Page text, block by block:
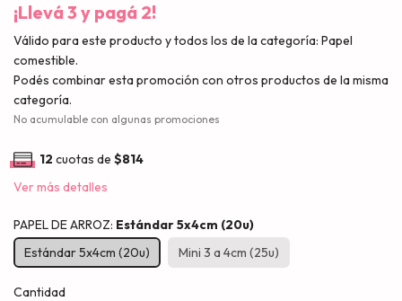
¡Llevá 3 y pagá 2!
Válido para este producto y todos los de la categoría: Papel
comestible.
Podés combinar esta promoción con otros productos de la misma
categoría.
No acumulable con algunas promociones
12 cuotas de $814
Ver más detalles
PAPEL DE ARROZ: Estándar 5x4cm (20u)
Estándar 5x4cm (20u)
Mini 3 a 4cm (25u)
Cantidad